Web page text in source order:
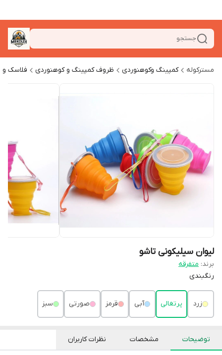
جستجو
مسترکوله کمپینگ وکوهنوردی ظروف کمپینگ و کوهنوردی فلاسک و
لیوان سیلیکونی تاشو
برند: متفرقه
رنگبندی
زرد پرتغالی آبی قرمز صورتی سبز
توضیحات مشخصات نظرات کاربران